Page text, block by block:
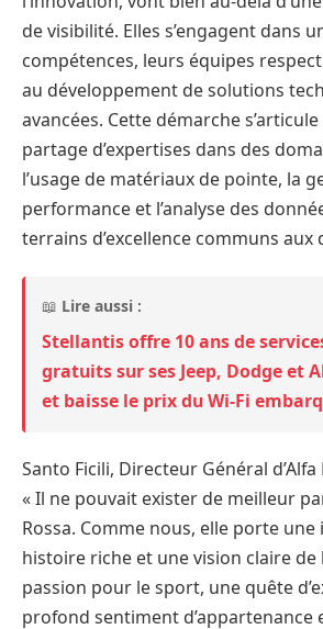
de visibilité. Elles s’engagent dans
compétences, leurs équipes
au développement de solutions
avancées. Cette démarche
partage d’expertises dans des
l’usage de matériaux de pointe, la
performance et l’analyse des
terrains d’excellence communs aux
📖 Lire aussi :
Stellantis offre 10 ans de
gratuits sur ses Jeep, Dodge et
et baisse le prix du Wi-Fi
Santo Ficili, Directeur Général
« Il ne pouvait exister de meilleur
Rossa. Comme nous, elle porte
histoire riche et une vision claire de
passion pour le sport, une quête
profond sentiment